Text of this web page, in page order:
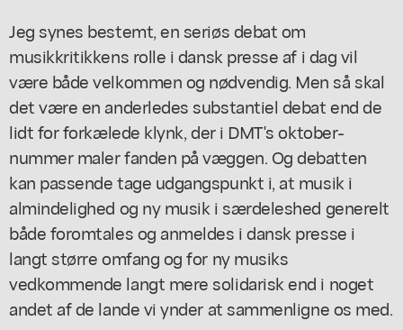
Jeg synes bestemt, en seriøs debat om
musikkritikkens rolle i dansk presse af i dag vil
være både velkommen og nødvendig. Men så skal
det være en anderledes substantiel debat end de
lidt for forkælede klynk, der i DMT's oktober-
nummer maler fanden på væggen. Og debatten
kan passende tage udgangspunkt i, at musik i
almindelighed og ny musik i særdeleshed generelt
både foromtales og anmeldes i dansk presse i
langt større omfang og for ny musiks
vedkommende langt mere solidarisk end i noget
andet af de lande vi ynder at sammenligne os med.